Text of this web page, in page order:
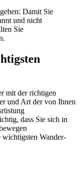
Damit Sie
und nicht
Sie
mit der richtigen
und Art der von Ihnen
dass Sie sich in
Wander-